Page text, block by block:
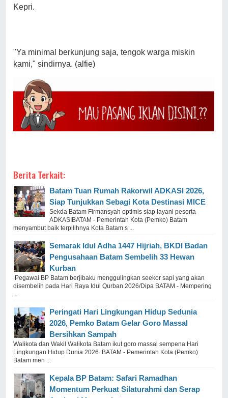
Kepri.
"Ya minimal berkunjung saja, tengok warga miskin
kami," sindirnya. (alfie)
Berita Terkait:
Batam Tuan Rumah Rakorwil ADKASI 2026,
Siap Tunjukkan Sebagi Kota Destinasi MICE
Sekda Batam Firmansyah optimis siap layani peserta
ADKASIBATAM - Pemerintah Kota (Pemko) Batam
menyambut baik terpilihnya Kota Batam s ...
Semarak Idul Adha 1447 Hijriah, BKDI Badan
Pengusahaan Batam Sembelih 33 Hewan
Kurban
Pegawai BP Batam berjibaku menggulingkan seekor sapi yang akan
disembelih pada Hari Raya Idul Qurban 2026/Dipa BATAM - Mempering
...
Peringati Hari Lingkungan Hidup Sedunia
2026, Pemko Batam Gelar Goro Massal
Bersihkan Sampah
Walikota dan Wakil Walikota Batam ikut goro massal sempena Hari
Lingkungan Hidup Dunia 2026. BATAM - Pemerintah Kota (Pemko)
Batam men ...
Kepala BP Batam: Safari Ramadhan
Momentum Perkuat Silaturahmi dan Serap